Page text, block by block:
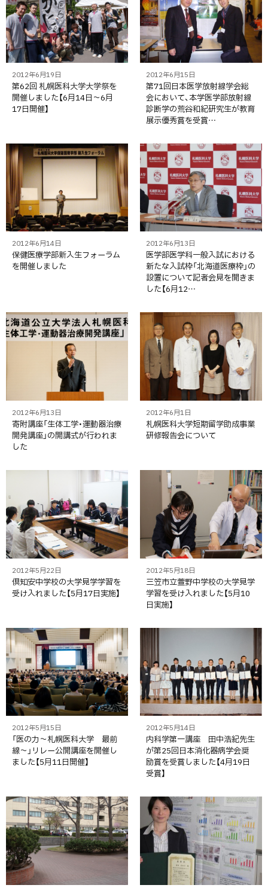
2012年6月19日
第62回 札幌医科大学大学祭を
開催しました【6月14日～6月
17日開催】
2012年6月15日
第71回日本医学放射線学会総
会において、本学医学部放射線
診断学の荒谷和紀研究生が教育
展示優秀賞を受賞…
2012年6月14日
保健医療学部新入生フォーラム
を開催しました
2012年6月13日
医学部医学科一般入試における
新たな入試枠「北海道医療枠」の
設置について記者会見を開きま
した【6月12…
2012年6月13日
寄附講座「生体工学・運動器治療
開発講座」の開講式が行われま
した
2012年6月1日
札幌医科大学短期留学助成事業
研修報告会について
2012年5月22日
倶知安中学校の大学見学学習を
受け入れました【5月17日実施】
2012年5月18日
三笠市立萱野中学校の大学見学
学習を受け入れました【5月10
日実施】
2012年5月15日
「医の力～札幌医科大学 最前
線～」リレー公開講座を開催し
ました【5月11日開催】
2012年5月14日
内科学第一講座 田中浩紀先生
が第25回日本消化器病学会奨
励賞を受賞しました【4月19日
受賞】